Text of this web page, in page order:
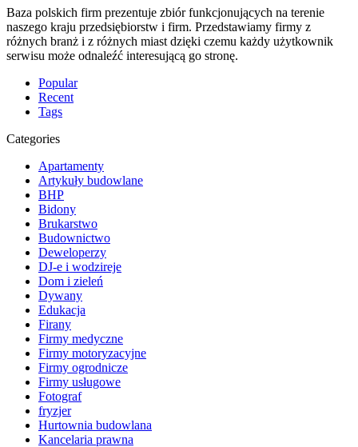
Baza polskich firm prezentuje zbiór funkcjonujących na terenie
naszego kraju przedsiębiorstw i firm. Przedstawiamy firmy z
różnych branż i z różnych miast dzięki czemu każdy użytkownik
serwisu może odnaleźć interesującą go stronę.
Popular
Recent
Tags
Categories
Apartamenty
Artykuły budowlane
BHP
Bidony
Brukarstwo
Budownictwo
Deweloperzy
DJ-e i wodzireje
Dom i zieleń
Dywany
Edukacja
Firany
Firmy medyczne
Firmy motoryzacyjne
Firmy ogrodnicze
Firmy usługowe
Fotograf
fryzjer
Hurtownia budowlana
Kancelaria prawna